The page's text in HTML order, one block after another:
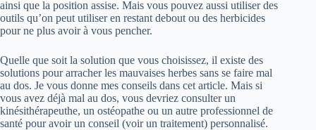
ainsi que la position assise. Mais vous pouvez aussi utiliser des
outils qu’on peut utiliser en restant debout ou des herbicides
pour ne plus avoir à vous pencher.
Quelle que soit la solution que vous choisissez, il existe des
solutions pour arracher les mauvaises herbes sans se faire mal
au dos. Je vous donne mes conseils dans cet article. Mais si
vous avez déjà mal au dos, vous devriez consulter un
kinésithérapeuthe, un ostéopathe ou un autre professionnel de
santé pour avoir un conseil (voir un traitement) personnalisé.